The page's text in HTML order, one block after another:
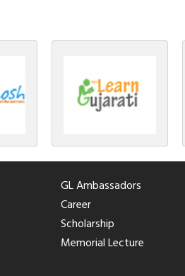
GL Ambassadors
Career
Scholarship
Memorial Lecture